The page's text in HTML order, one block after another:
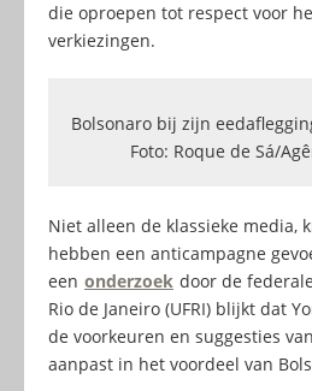
die oproepen tot respect voor
verkiezingen.
Bolsonaro bij zijn
Foto: Roque de Sá/
Niet alleen de klassieke media,
hebben een anticampagne
een onderzoek door de
Rio de Janeiro (UFRI) blijkt dat
de voorkeuren en suggesties
aanpast in het voordeel van